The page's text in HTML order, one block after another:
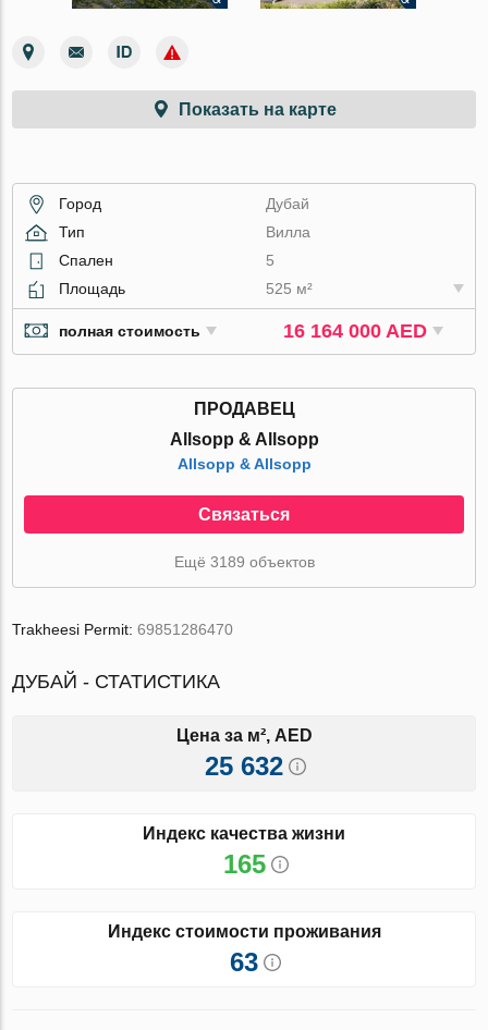
Показать на карте
Город
Дубай
Тип
Вилла
Спален
5
Площадь
525 м²
полная стоимость 16 164 000 AED
ПРОДАВЕЦ
Allsopp & Allsopp
Allsopp & Allsopp
Связаться
Ещё 3189 объектов
Trakheesi Permit:69851286470
ДУБАЙ - СТАТИСТИКА
Цена за м², AED
25 632
Индекс качества жизни
165
Индекс стоимости проживания
63